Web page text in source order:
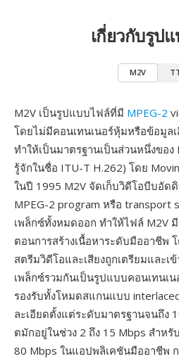
เกี่ยวกับรูป
M2V
M2V เป็นรูปแบบไฟล์ที่มี MPEG-2
โดยไม่มีคอนเทนเนอร์หุ้มหรือข้อมูลเ
ทำให้เป็นมาตรฐานเป็นส่วนหนึ่งของ
รู้จักในชื่อ ITU-T H.262) โดย
ในปี 1995 M2V จัดเก็บวิดีโอบีบอัด
MPEG-2 program หรือ transport
เพล็กซ์ทั้งหมดออก ทำให้ไฟล์ M2V
ตอนการสร้างเนื้อหาระดับมืออาชีพ
สตรีมวิดีโอและเสียงถูกเตรียมและ
เพล็กซ์รวมกันเป็นรูปแบบคอนเทนเ
รองรับทั้งโหมดสแกนแบบ
ละเอียดตั้งแต่ระดับมาตรฐานจนถึง
ตมักอยู่ในช่วง 2 ถึง 15 Mbps สำห
80 Mbps ในแอปพลิเคชันมืออาชีพ